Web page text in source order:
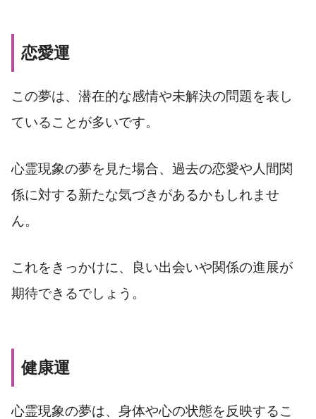
恋愛運
この夢は、潜在的な感情や未解決の問題を表し
ていることが多いです。
心霊現象の夢を見た場合、過去の恋愛や人間関
係に対する新たな気づきがあるかもしれませ
ん。
これをきっかけに、良い出会いや関係の進展が
期待できるでしょう。
健康運
心霊現象の夢は、身体や心の状態を反映するこ